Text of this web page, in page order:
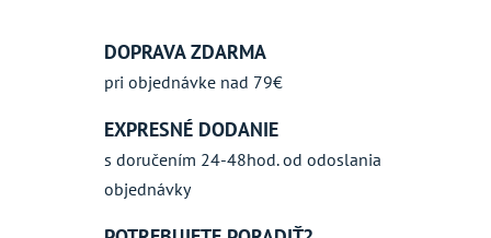
DOPRAVA ZDARMA
pri objednávke nad 79€
EXPRESNÉ DODANIE
s doručením 24-48hod. od odoslania
objednávky